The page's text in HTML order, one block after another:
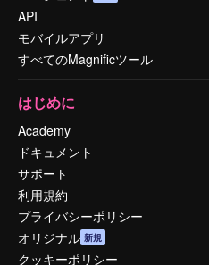
API
モバイルアプリ
すべてのMagnificツール
はじめに
Academy
ドキュメント
サポート
利用規約
プライバシーポリシー
オリジナル 新規
クッキーポリシー